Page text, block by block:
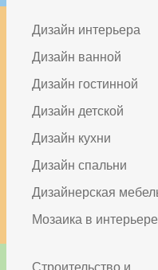
Дизайн интерьера
Дизайн ванной
Дизайн гостинной
Дизайн детской
Дизайн кухни
Дизайн спальни
Дизайнерская
Мозаика в интерьере
Строительство и